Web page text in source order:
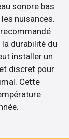
sonore bas
nuisances.
durabilité du
installer un
discret pour
Cette